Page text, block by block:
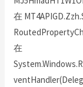
在
在